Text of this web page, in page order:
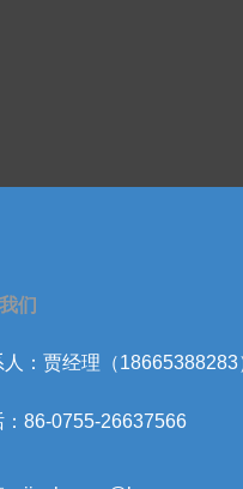
：贾经理（18665388283
：86-0755-26637566
们